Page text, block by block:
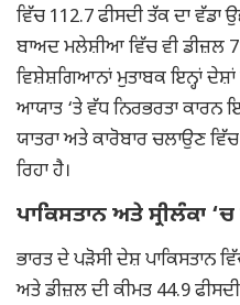
ਵਿੱਚ 112.7 ਫੀਸਦੀ ਤੱਕ ਦਾ
ਬਾਅਦ ਮਲੇਸ਼ੀਆ ਵਿੱਚ ਵੀ ਡੀਜ਼ਲ
ਵਿਸ਼ੇਸ਼ਗਿਆਨਾਂ ਮੁਤਾਬਕ ਇਨ੍ਹਾਂ
ਆਯਾਤ ‘ਤੇ ਵੱਧ ਨਿਰਭਰਤਾ ਕਾਰਨ
ਯਾਤਰਾ ਅਤੇ ਕਾਰੋਬਾਰ ਚਲਾਉਣ
ਰਿਹਾ ਹੈ।
ਪਾਕਿਸਤਾਨ ਅਤੇ ਸ੍ਰੀਲੰਕਾ
ਭਾਰਤ ਦੇ ਪੜੋਸੀ ਦੇਸ਼ ਪਾਕਿਸਤਾਨ
ਅਤੇ ਡੀਜ਼ਲ ਦੀ ਕੀਮਤ 44.9